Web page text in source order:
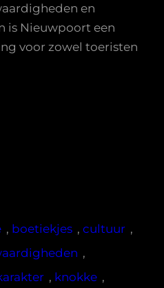
en
is Nieuwpoort een
voor zowel toeristen
, boetiekjes , cultuur ,
,
, knokke ,